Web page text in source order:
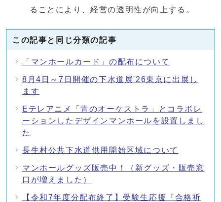
ることにより、経営の透明性が向上する。
この記事と同じ分類の記事
「マンホールカード」の配布について
8月4日～7日開催の下水道展'26東京に出展し
ます
Eテレアニメ「青のオーケストラ」とコラボレ
ーションしたデザインマンホールを設置しまし
た
長生村公共下水道供用開始区域について
マンホールグッズ販売中！（新グッズ・販売窓
口が増えました）
【令和7年度分配布終了】受験生応援『合格祈